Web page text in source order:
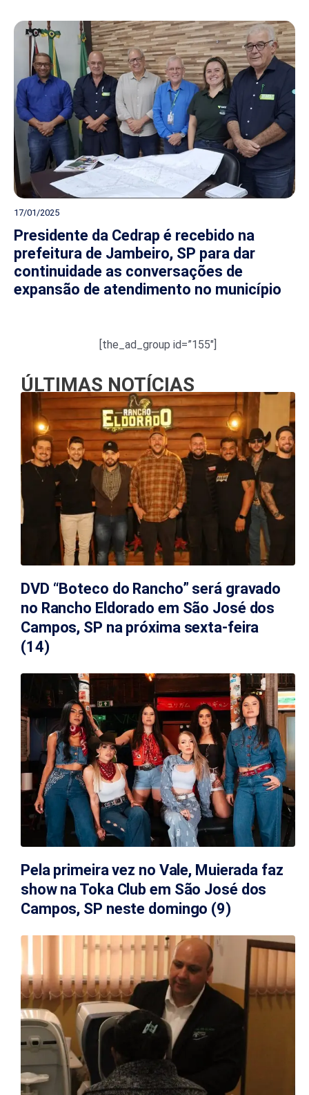
17/01/2025
Presidente da Cedrap é recebido na
prefeitura de Jambeiro, SP para dar
continuidade as conversações de
expansão de atendimento no município
[the_ad_group id=”155″]
ÚLTIMAS NOTÍCIAS
DVD “Boteco do Rancho” será gravado
no Rancho Eldorado em São José dos
Campos, SP na próxima sexta-feira
(14)
Pela primeira vez no Vale, Muierada faz
show na Toka Club em São José dos
Campos, SP neste domingo (9)